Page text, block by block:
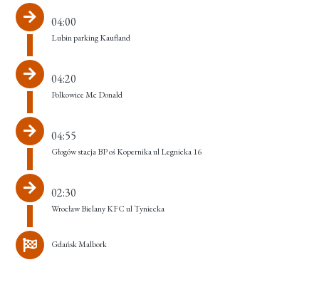
04:00
Lubin parking Kaufland
04:20
Polkowice Mc Donald
04:55
Głogów stacja BP oś Kopernika ul Legnicka 16
02:30
Wrocław Bielany KFC ul Tyniecka
Gdańsk Malbork